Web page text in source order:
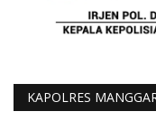
KAPOLRES